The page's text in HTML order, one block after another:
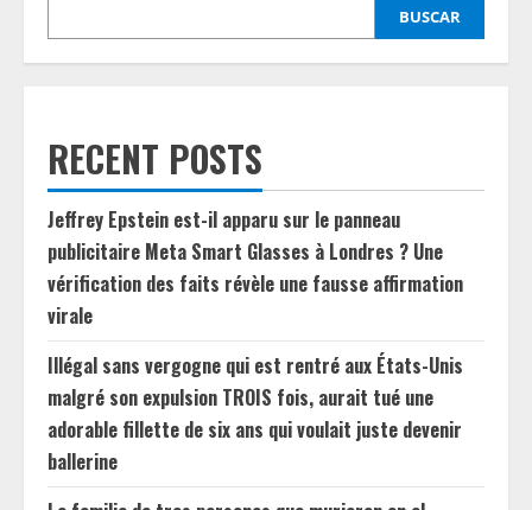
BUSCAR
RECENT POSTS
Jeffrey Epstein est-il apparu sur le panneau
publicitaire Meta Smart Glasses à Londres ? Une
vérification des faits révèle une fausse affirmation
virale
Illégal sans vergogne qui est rentré aux États-Unis
malgré son expulsion TROIS fois, aurait tué une
adorable fillette de six ans qui voulait juste devenir
ballerine